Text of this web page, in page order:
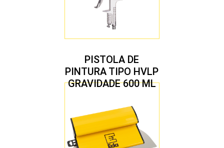
PISTOLA DE
PINTURA TIPO HVLP
GRAVIDADE 600 ML
1,7 MM